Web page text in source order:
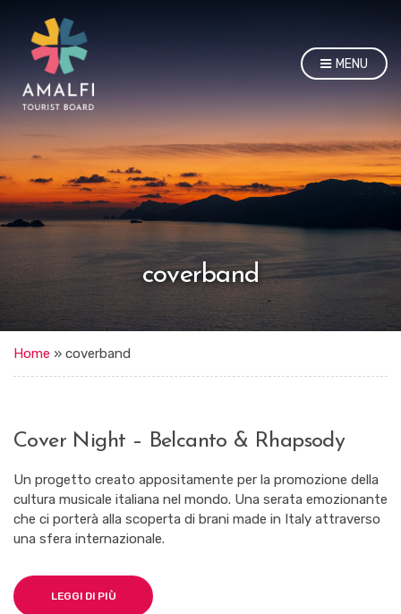
MENU
coverband
Home » coverband
Cover Night – Belcanto & Rhapsody
Un progetto creato appositamente per la promozione della
cultura musicale italiana nel mondo. Una serata emozionante
che ci porterà alla scoperta di brani made in Italy attraverso
una sfera internazionale.
LEGGI DI PIÙ